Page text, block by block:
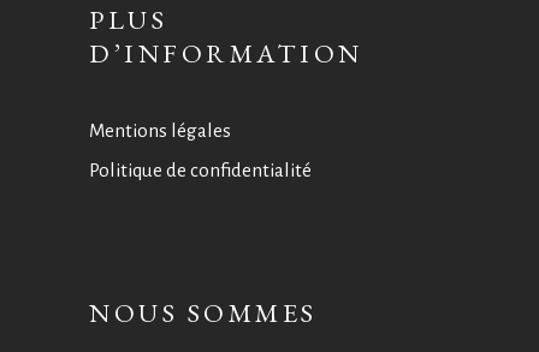
PLUS
D’INFORMATION
Mentions légales
Politique de confidentialité
NOUS SOMMES